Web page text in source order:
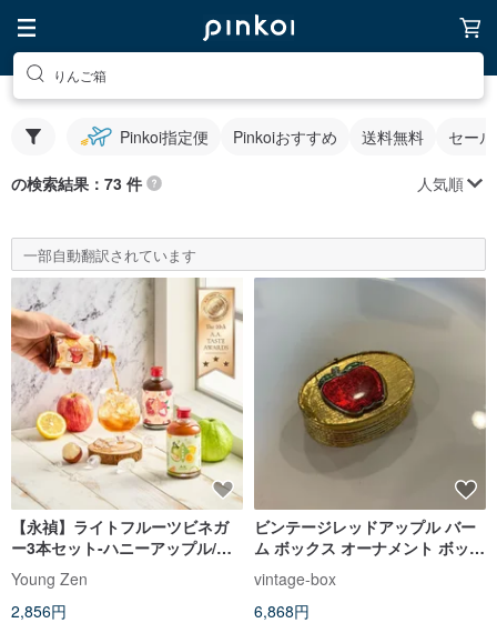
りんご箱
Pinkoi指定便 Pinkoiおすすめ 送料無料 セー
の検索結果：73 件 人気順
一部自動翻訳されています
【永禎】ライトフルーツビネガ
ー3本セット-ハニーアップル/グ
ァバレモン/ライチザクロ150ml
Young Zen
2,856円
ビンテージレッドアップル バー
ム ボックス オーナメント ボック
ス
vintage-box
6,868円